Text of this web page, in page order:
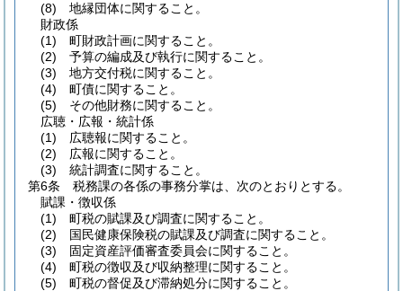
(8) 地縁団体に関すること。
財政係
(1) 町財政計画に関すること。
(2) 予算の編成及び執行に関すること。
(3) 地方交付税に関すること。
(4) 町債に関すること。
(5) その他財務に関すること。
広聴・広報・統計係
(1) 広聴報に関すること。
(2) 広報に関すること。
(3) 統計調査に関すること。
第6条
税務課の各係の事務分掌は、次のとおりとする。
賦課・徴収係
(1) 町税の賦課及び調査に関すること。
(2) 国民健康保険税の賦課及び調査に関すること。
(3) 固定資産評価審査委員会に関すること。
(4) 町税の徴収及び収納整理に関すること。
(5) 町税の督促及び滞納処分に関すること。